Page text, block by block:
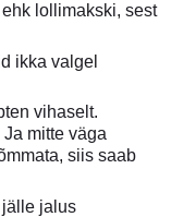
lollimakski, sest
ikka valgel
vihaselt.
mitte väga
siis saab
jälle jalus